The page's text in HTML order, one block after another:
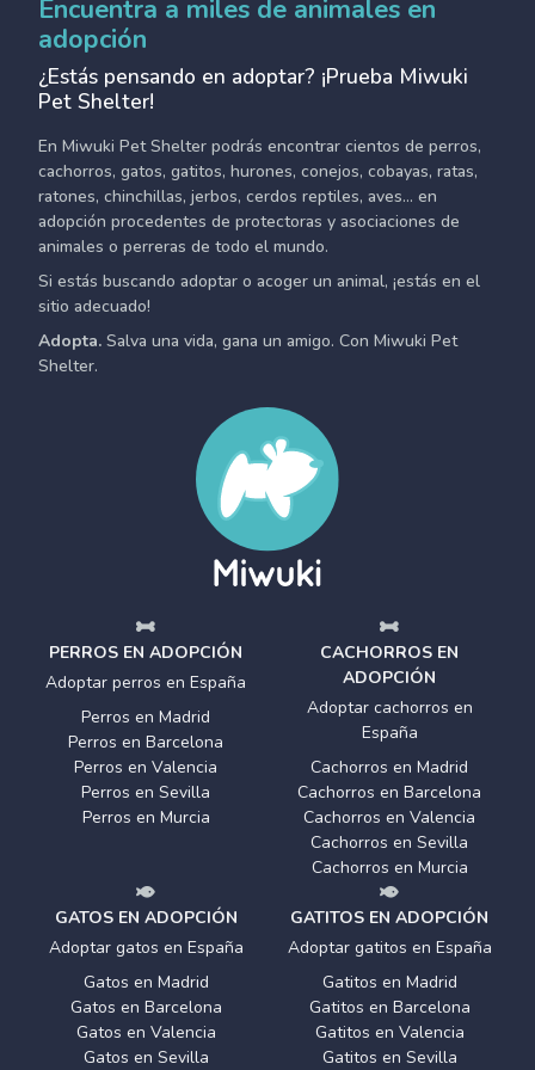
Encuentra a miles de animales en
adopción
¿Estás pensando en adoptar? ¡Prueba Miwuki
Pet Shelter!
En Miwuki Pet Shelter podrás encontrar cientos de perros,
cachorros, gatos, gatitos, hurones, conejos, cobayas, ratas,
ratones, chinchillas, jerbos, cerdos reptiles, aves... en
adopción procedentes de protectoras y asociaciones de
animales o perreras de todo el mundo.
Si estás buscando adoptar o acoger un animal, ¡estás en el
sitio adecuado!
Adopta. Salva una vida, gana un amigo. Con Miwuki Pet
Shelter.
PERROS EN ADOPCIÓN
Adoptar perros en España
Perros en Madrid
Perros en Barcelona
Perros en Valencia
Perros en Sevilla
Perros en Murcia
CACHORROS EN
ADOPCIÓN
Adoptar cachorros en
España
Cachorros en Madrid
Cachorros en Barcelona
Cachorros en Valencia
Cachorros en Sevilla
Cachorros en Murcia
GATOS EN ADOPCIÓN
Adoptar gatos en España
Gatos en Madrid
Gatos en Barcelona
Gatos en Valencia
Gatos en Sevilla
GATITOS EN ADOPCIÓN
Adoptar gatitos en España
Gatitos en Madrid
Gatitos en Barcelona
Gatitos en Valencia
Gatitos en Sevilla